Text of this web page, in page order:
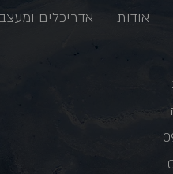
אודות אדריכלים